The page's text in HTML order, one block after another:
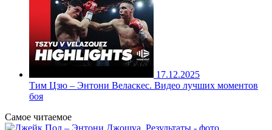
17.12.2025
Тим Цзю – Энтони Веласкес. Видео лучших моментов
боя
Самое читаемое